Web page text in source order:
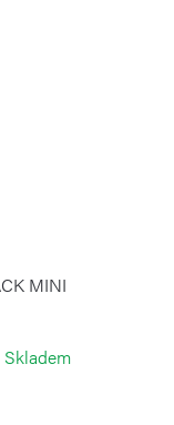
MINI
Skladem